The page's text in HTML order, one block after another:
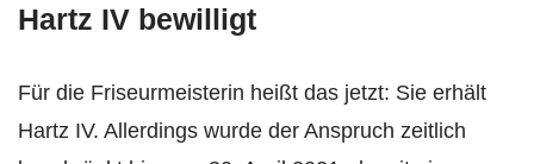
Hartz IV bewilligt
Für die Friseurmeisterin heißt das jetzt: Sie erhält
Hartz IV. Allerdings wurde der Anspruch zeitlich